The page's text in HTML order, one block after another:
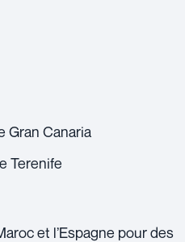
Gran Canaria
Terenife
et l’Espagne pour des